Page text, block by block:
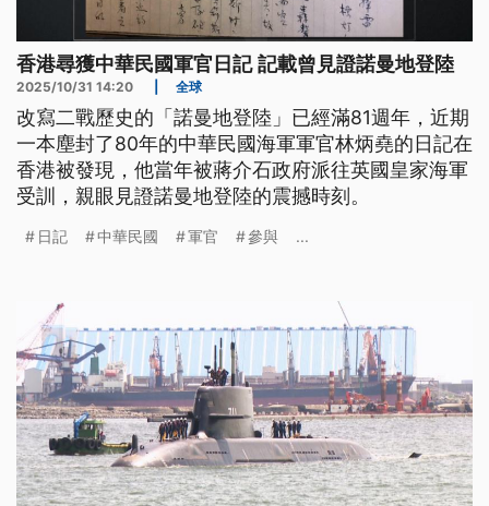
香港尋獲中華民國軍官日記 記載曾見證諾曼地登陸
2025/10/31 14:20 全球
改寫二戰歷史的「諾曼地登陸」已經滿81週年，近期
一本塵封了80年的中華民國海軍軍官林炳堯的日記在
香港被發現，他當年被蔣介石政府派往英國皇家海軍
受訓，親眼見證諾曼地登陸的震撼時刻。
日記 中華民國 軍官 參與 ...